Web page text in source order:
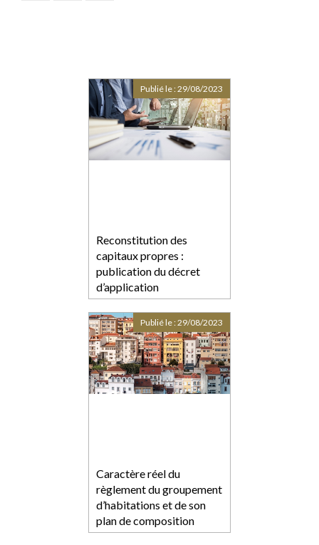
Reconstitution des
capitaux propres :
publication du décret
d’application
Publié le :29/08/2023
Caractère réel du
règlement du groupement
d’habitations et de son
plan de composition
Publié le :29/08/2023